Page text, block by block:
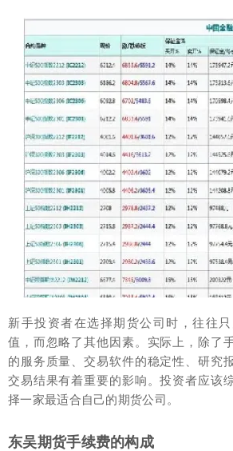
新手投资者在选择期货公司时，往往
值，而忽略了其他因素。实际上，除了
的服务质量、交易软件的稳定性、研究
交易结果有着重要的影响。投资者应该
择一家最适合自己的期货公司。
东吴期货手续费的构成